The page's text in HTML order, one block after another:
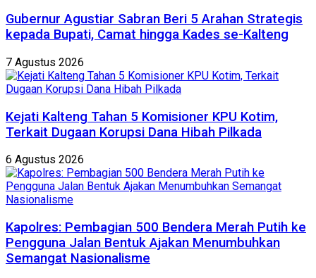
Gubernur Agustiar Sabran Beri 5 Arahan Strategis
kepada Bupati, Camat hingga Kades se-Kalteng
7 Agustus 2026
Kejati Kalteng Tahan 5 Komisioner KPU Kotim,
Terkait Dugaan Korupsi Dana Hibah Pilkada
6 Agustus 2026
Kapolres: Pembagian 500 Bendera Merah Putih ke
Pengguna Jalan Bentuk Ajakan Menumbuhkan
Semangat Nasionalisme